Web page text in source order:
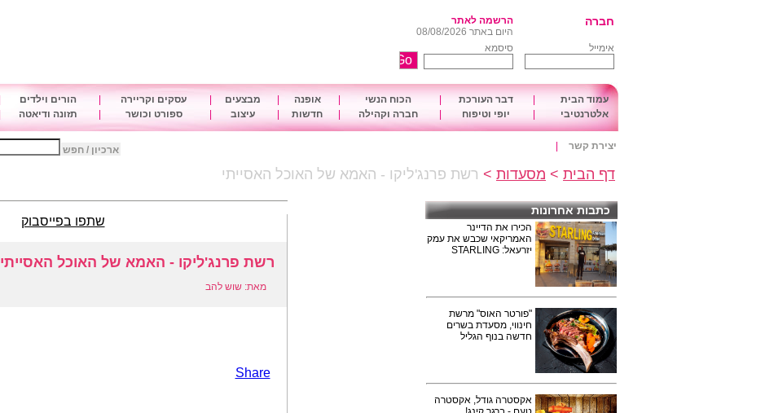
חברה
הרשמה לאתר
היום באתר 08/08/2026
אימייל
סיסמא
עמוד הבית דבר העורכת הכוח הנשי אופנה מבצעים עסקים וקריירה הורים וילדים
אלטרנטיבי
יופי וטיפוח חברה וקהילה חדשות עיצוב ספורט וכושר תזונה ודיאטה
יצירת קשר ארכיון / חפש
דף הבית > מסעדות > רשת פרנג'ליקו - האמא של האוכל האסייתי
כתבות אחרונות
הכירו את הדיינר
האמריקאי שכבש את עמק
יזרעאל: STARLING
"פורטר האוס" מרשת
חינווי, מסעדת בשרים
חדשה בנוף הגליל
אקסטרה גודל, אקסטרה
שתפו בפייסבוק
רשת פרנג'ליקו - האמא של האוכל האסייתי
מאת: שוש להב
Share